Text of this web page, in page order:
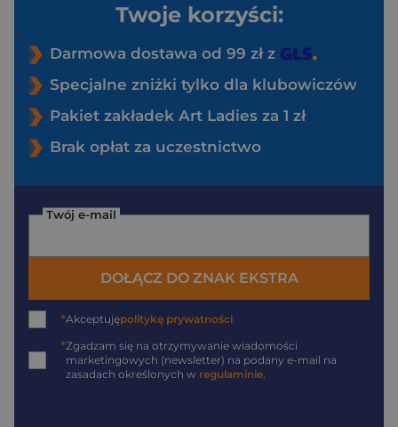
Twoje korzyści:
Darmowa dostawa od 99 zł z
Specjalne zniżki tylko dla klubowiczów
Pakiet zakładek Art Ladies za 1 zł
Brak opłat za uczestnictwo
Twój e-mail
DOŁĄCZ DO ZNAK EKSTRA
*Akceptujępolitykę prywatności
*Zgadzam się na otrzymywanie wiadomości
marketingowych (newsletter) na podany e-mail na
zasadach określonych w regulaminie